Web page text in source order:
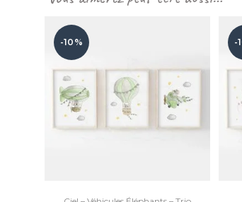
-10% -